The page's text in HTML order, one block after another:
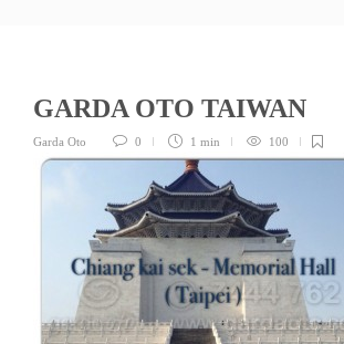
GARDA OTO TAIWAN
Garda Oto 0 1 min 100